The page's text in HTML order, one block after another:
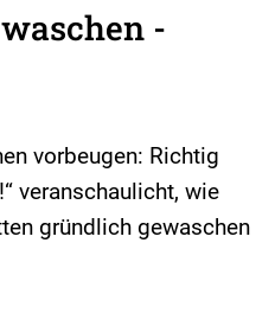
-
vorbeugen: Richtig
veranschaulicht, wie
gründlich gewaschen